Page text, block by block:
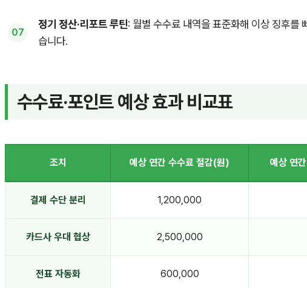
정기 정산·리포트 루틴: 월별 수수료 내역을 표준화해 이상 징후를
습니다.
수수료·포인트 예상 효과 비교표
조치 예상 연간 수수료 절감(원) 예상 연
결제 수단 분리 1,200,000
카드사 우대 협상 2,500,000
전표 자동화 600,000